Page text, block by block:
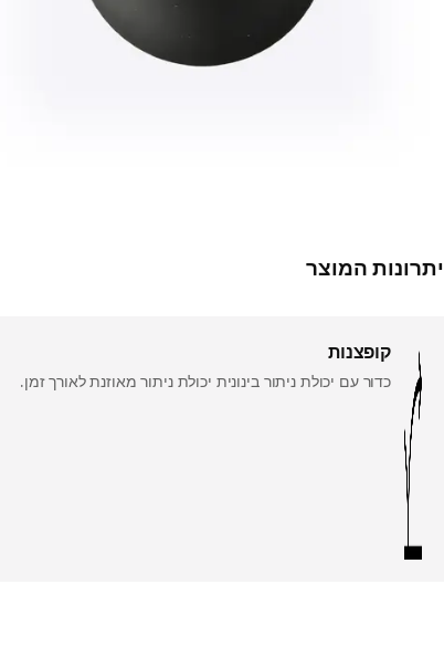
יתרונות המוצר
קופצנות
כדור עם יכולת ניתור בינונית יכולת ניתור מאוזנת לאורך זמן.